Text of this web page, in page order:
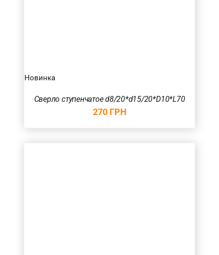
Новинка
Сверло ступенчатое d8/20*d15/20*D10*L70
270 ГРН